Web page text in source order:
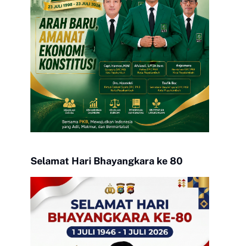
Selamat Hari Bhayangkara ke 80